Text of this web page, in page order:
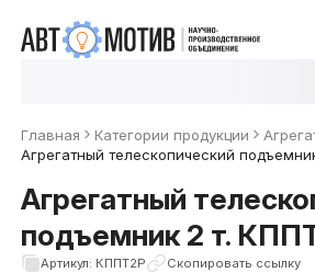
Главная Категории продукции
Агрегатный телескопический
Агрегатный
подъемник 2 т.
Артикул: КППТ2Р Скопировать ссылку